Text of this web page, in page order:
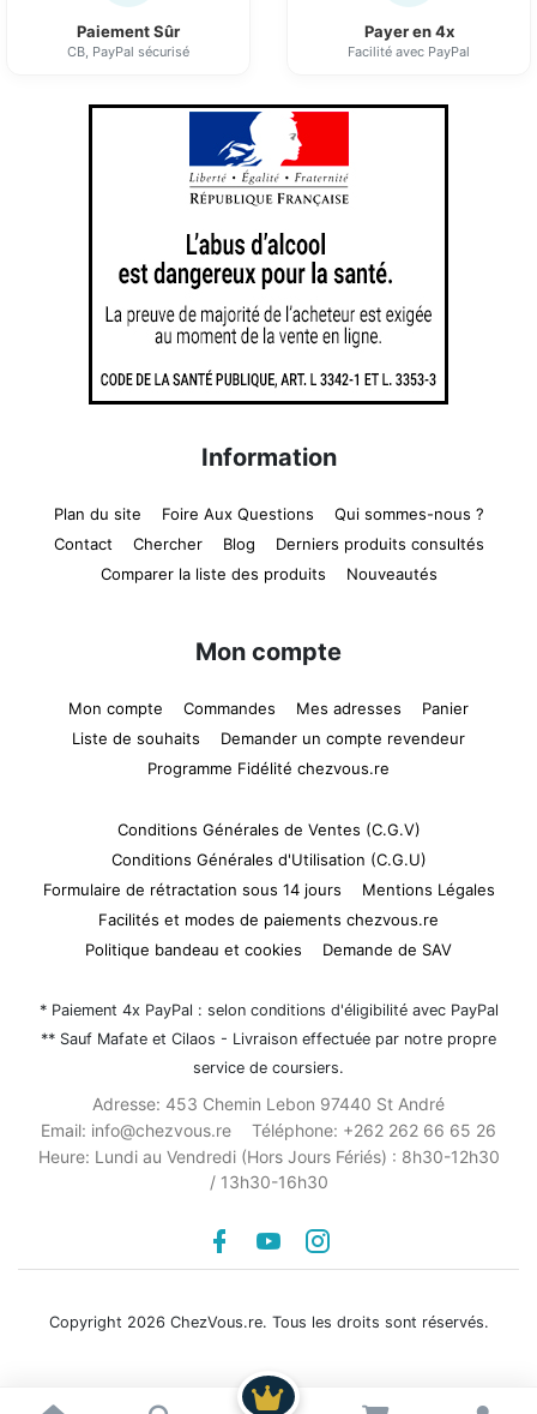
Paiement Sûr
CB, PayPal sécurisé
Payer en 4x
Facilité avec PayPal
Information
Plan du site Foire Aux Questions
Qui sommes-nous ?
Contact
Chercher Blog
Derniers produits consultés
Comparer la liste des produits
Nouveautés
Mon compte
Mon compte Commandes Mes adresses
Panier
Liste de souhaits
Demander un compte revendeur
Programme Fidélité chezvous.re
Conditions Générales de Ventes (C.G.V)
Conditions Générales d'Utilisation (C.G.U)
Formulaire de rétractation sous 14 jours
Mentions Légales
Facilités et modes de paiements chezvous.re
Politique bandeau et cookies
Demande de SAV
* Paiement 4x PayPal : selon conditions d'éligibilité avec PayPal
** Sauf Mafate et Cilaos - Livraison effectuée par notre propre
service de coursiers.
Adresse: 453 Chemin Lebon 97440 St André
Email: info@chezvous.re Téléphone: +262 262 66 65 26
Heure: Lundi au Vendredi (Hors Jours Fériés) : 8h30-12h30
/ 13h30-16h30
Facebook
youtube
instagram
Copyright 2026 ChezVous.re. Tous les droits sont réservés.